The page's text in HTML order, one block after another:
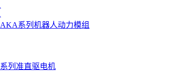
AKA系列机器人动力模组
列准直驱电机